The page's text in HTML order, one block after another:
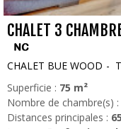
CHALET 3
CHALET BUE WOOD
Superficie : 75 m²
Nombre de chambre(s) :
Distances principales :